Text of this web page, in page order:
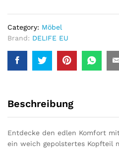
Category: Möbel
Brand: DELIFE EU
Beschreibung
Entdecke den edlen Komfort
ein weich gepolstertes Kopfteil